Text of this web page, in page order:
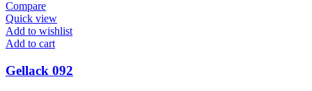
Compare
Quick view
Add to wishlist
Add to cart
Gellack 092